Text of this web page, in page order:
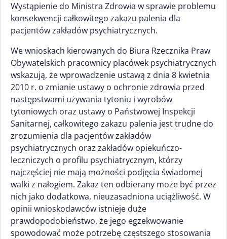
Wystąpienie do Ministra Zdrowia w sprawie problemu
konsekwencji całkowitego zakazu palenia dla
pacjentów zakładów psychiatrycznych.
We wnioskach kierowanych do Biura Rzecznika Praw
Obywatelskich pracownicy placówek psychiatrycznych
wskazują, że wprowadzenie ustawą z dnia 8 kwietnia
2010 r. o zmianie ustawy o ochronie zdrowia przed
następstwami używania tytoniu i wyrobów
tytoniowych oraz ustawy o Państwowej Inspekcji
Sanitarnej, całkowitego zakazu palenia jest trudne do
zrozumienia dla pacjentów zakładów
psychiatrycznych oraz zakładów opiekuńczo-
leczniczych o profilu psychiatrycznym, którzy
najczęściej nie mają możności podjęcia świadomej
walki z nałogiem. Zakaz ten odbierany może być przez
nich jako dodatkowa, nieuzasadniona uciążliwość. W
opinii wnioskodawców istnieje duże
prawdopodobieństwo, że jego egzekwowanie
spowodować może potrzebę częstszego stosowania